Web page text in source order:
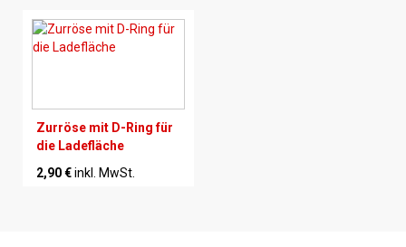
Zurröse mit D-Ring für
die Ladefläche
2,90 €inkl. MwSt.